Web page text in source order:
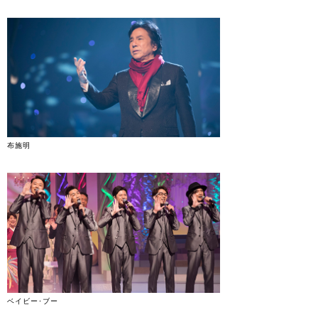
布施明
ベイビー･ブー